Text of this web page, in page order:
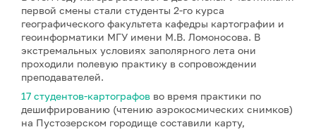
первой смены стали студенты 2-го курса
географического факультета кафедры картографии и
геоинформатики МГУ имени М.В. Ломоносова. В
экстремальных условиях заполярного лета они
проходили полевую практику в сопровождении
преподавателей.
17 студентов-картографов во время практики по
дешифрированию (чтению аэрокосмических снимков)
на Пустозерском городище составили карту,